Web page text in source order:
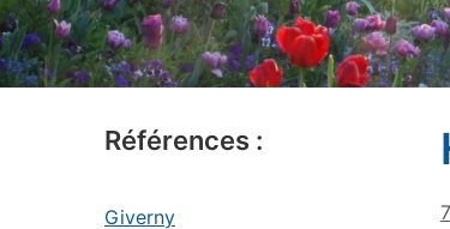
Références :
Giverny